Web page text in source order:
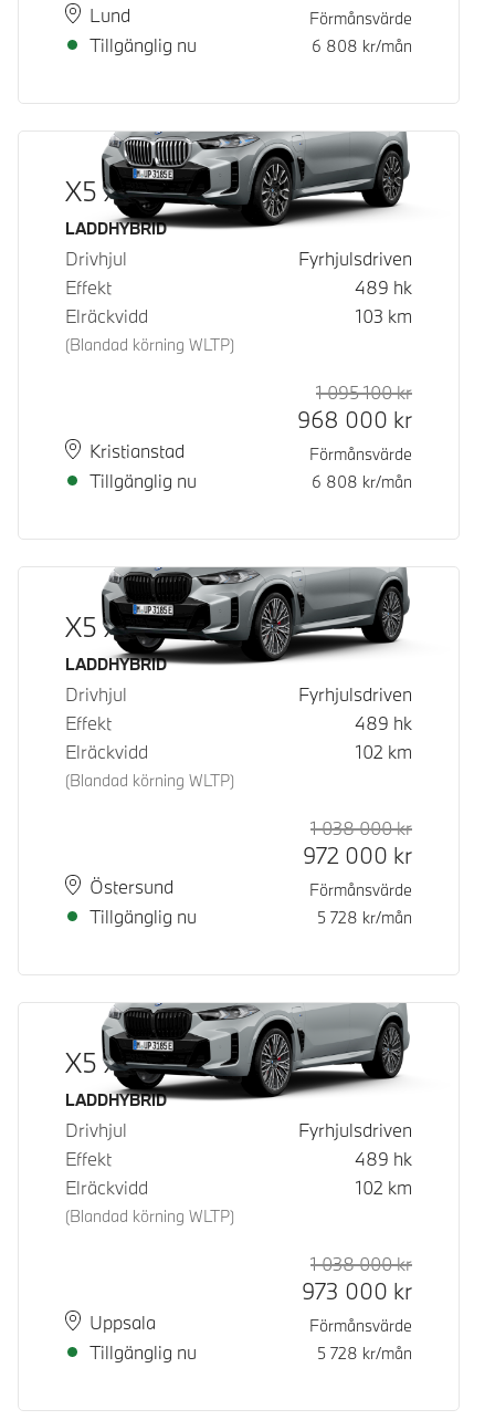
PlatsLund
Leveranstid
Tillgänglig nu
Förmånsvärde
6 808 kr/mån
X5 xDrive50e
Bränsle
LADDHYBRID
Drivhjul
Fyrhjulsdriven
Effekt
489 hk
Elräckvidd
(Blandad körning WLTP)
103 km
PlatsKristianstad
Leveranstid
Tillgänglig nu
Rek. ord
1 095 100kr
968 000 kr
Förmånsvärde
6 808 kr/mån
X5 xDrive50e
Bränsle
LADDHYBRID
Drivhjul
Fyrhjulsdriven
Effekt
489 hk
Elräckvidd
(Blandad körning WLTP)
102 km
PlatsÖstersund
Leveranstid
Tillgänglig nu
Rek. ord
1 038 000kr
972 000 kr
Förmånsvärde
5 728 kr/mån
X5 xDrive50e
Bränsle
LADDHYBRID
Drivhjul
Fyrhjulsdriven
Effekt
489 hk
Elräckvidd
(Blandad körning WLTP)
102 km
PlatsUppsala
Leveranstid
Tillgänglig nu
Rek. ord
1 038 000kr
973 000 kr
Förmånsvärde
5 728 kr/mån